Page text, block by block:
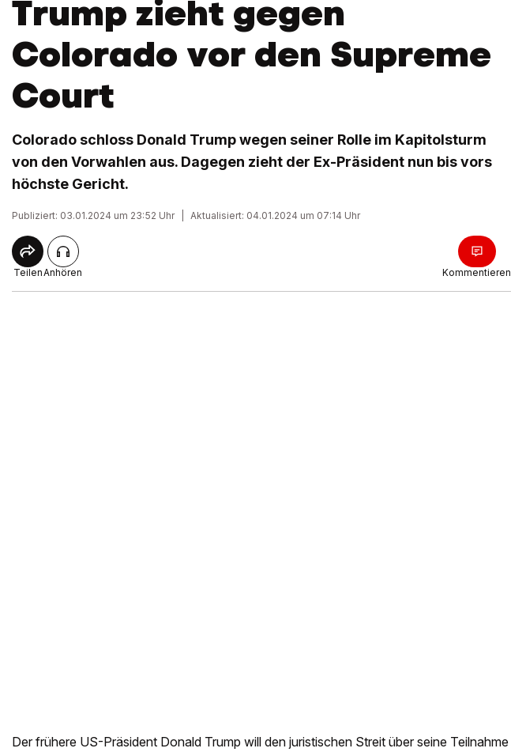
Trump zieht gegen
Colorado vor den Supreme
Court
Colorado schloss Donald Trump wegen seiner Rolle im Kapitolsturm
von den Vorwahlen aus. Dagegen zieht der Ex-Präsident nun bis vors
höchste Gericht.
Publiziert: 03.01.2024 um 23:52 Uhr Aktualisiert: 04.01.2024 um 07:14 Uhr
TeilenAnhören Kommentieren
Der frühere US-Präsident Donald Trump will den juristischen Streit über seine Teilnahme